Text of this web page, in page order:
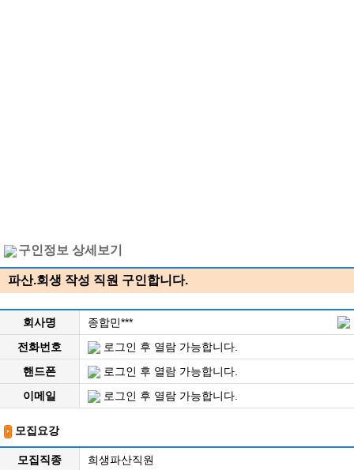
구인정보 상세보기
파산.회생 작성 직원 구인합니다.
회사명
종합민***
전화번호
로그인 후 열람 가능합니다.
핸드폰
로그인 후 열람 가능합니다.
이메일
로그인 후 열람 가능합니다.
모집요강
모집직종
희생파산직원